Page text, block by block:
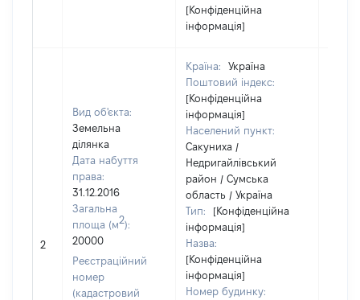
[Конфіденційна
інформація]
2
Вид об'єкта:
Земельна
ділянка
Дата набуття
права:
31.12.2016
Загальна
площа (м2):
20000
Реєстраційний
номер
(кадастровий
Країна:
Україна
Поштовий індекс:
[Конфіденційна
інформація]
Населений пункт:
Сакуниха /
Недригайлівський
район / Сумська
область / Україна
Тип:
[Конфіденційна
інформація]
Назва:
[Конфіденційна
інформація]
Номер будинку: